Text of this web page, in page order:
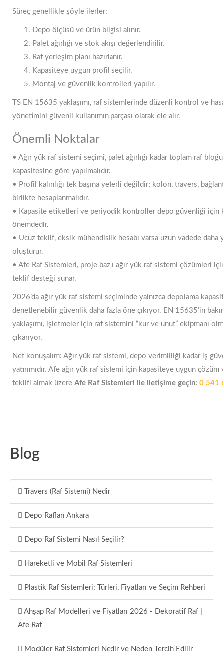
Süreç genellikle şöyle ilerler:
Depo ölçüsü ve ürün bilgisi alınır.
Palet ağırlığı ve stok akışı değerlendirilir.
Raf yerleşim planı hazırlanır.
Kapasiteye uygun profil seçilir.
Montaj ve güvenlik kontrolleri yapılır.
TS EN 15635 yaklaşımı, raf sistemlerinde düzenli kontrol ve
yönetimini güvenli kullanımın parçası olarak ele alır.
Önemli Noktalar
• Ağır yük raf sistemi seçimi, palet ağırlığı kadar toplam raf bloğu
kapasitesine göre yapılmalıdır.
• Profil kalınlığı tek başına yeterli değildir; kolon, travers,
birlikte hesaplanmalıdır.
• Kapasite etiketleri ve periyodik kontroller depo güvenliği için
önemdedir.
• Ucuz teklif, eksik mühendislik hesabı varsa uzun vadede daha
oluşturur.
• Afe Raf Sistemleri, proje bazlı ağır yük raf sistemi çözümleri
teklif desteği sunar.
2026’da ağır yük raf sistemi seçiminde yalnızca depolama
denetlenebilir güvenlik daha fazla öne çıkıyor. EN 15635’in
yaklaşımı, işletmeler için raf sistemini “kur ve unut” ekipmanı
çıkarıyor.
Net konuşalım: Ağır yük raf sistemi, depo verimliliği kadar iş
yatırımıdır. Afe ağır yük raf sistemi için kapasiteye uygun çözüm
teklifi almak üzere Afe Raf Sistemleri ile iletişime geçin: 0 541
Blog
Travers (Raf Sistemi) Nedir
Depo Rafları Ankara
Depo Raf Sistemi Nasıl Seçilir?
Hareketli ve Mobil Raf Sistemleri
Plastik Raf Sistemleri: Türleri, Fiyatları ve Seçim Rehberi
Ahşap Raf Modelleri ve Fiyatları 2026 - Dekoratif Raf |
Afe Raf
Modüler Raf Sistemleri Nedir ve Neden Tercih Edilir